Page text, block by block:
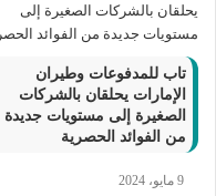
تاب للمدفوعات وطيران
الإمارات يحلقان بالشركات
الصغيرة إلى مستويات جديدة
من الفوائد الحصرية
9 مايو، 2024